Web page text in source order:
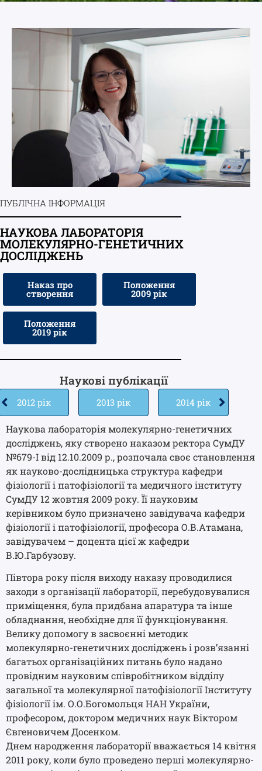
ПУБЛІЧНА ІНФОРМАЦІЯ
НАУКОВА ЛАБОРАТОРІЯ
МОЛЕКУЛЯРНО-ГЕНЕТИЧНИХ
ДОСЛІДЖЕНЬ
Наказ про
створення
Положення
2009 рік
Положення
2019 рік
Наукові публікації
2012 рік 2013 рік 2014 рік
Наукова лабораторія молекулярно-генетичних
досліджень, яку створено наказом ректора СумДУ
№679-I від 12.10.2009 р., розпочала своє становлення
як науково-дослідницька структура кафедри
фізіології і патофізіології та медичного інституту
СумДУ 12 жовтня 2009 року. Її науковим
керівником було призначено завідувача кафедри
фізіології і патофізіології, професора О.В.Атамана,
завідувачем – доцента цієї ж кафедри
В.Ю.Гарбузову.
Півтора року після виходу наказу проводилися
заходи з організації лабораторії, перебудовувалися
приміщення, була придбана апаратура та інше
обладнання, необхідне для її функціонування.
Велику допомогу в засвоєнні методик
молекулярно-генетичних досліджень і розв’язанні
багатьох організаційних питань було надано
провідним науковим співробітником відділу
загальної та молекулярної патофізіології Інституту
фізіології ім. О.О.Богомольця НАН України,
професором, доктором медичних наук Віктором
Євгеновичем Досенком.
Днем народження лабораторії вважається 14 квітня
2011 року, коли було проведено перші молекулярно-